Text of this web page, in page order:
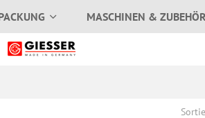
MASCHINEN & ZUBEHÖR